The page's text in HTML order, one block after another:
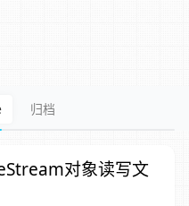
归档
对象读写文